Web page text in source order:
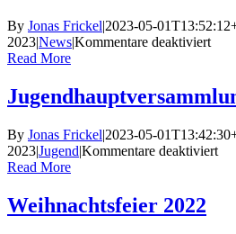
By Jonas Frickel|2023-05-
2023|News|Kommentare deaktiviertfür
Read More
By Jonas Frickel|2023-05-
2023|Jugend|Kommentare deaktiviertfür
Read More
Weihnachtsfeier 2022